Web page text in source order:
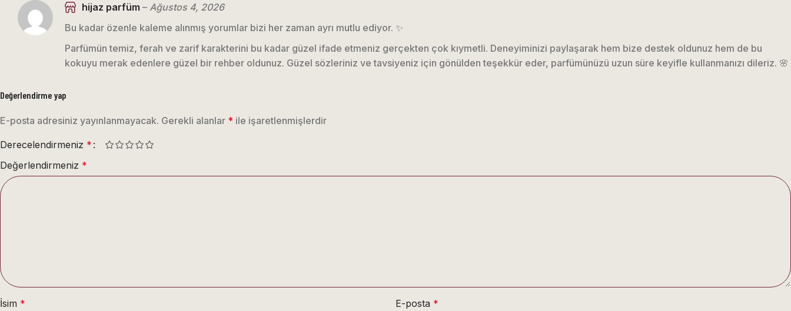
hijaz parfüm – Ağustos 4, 2026
Bu kadar özenle kaleme alınmış yorumlar bizi her zaman ayrı mutlu ediyor. ✨
Parfümün temiz, ferah ve zarif karakterini bu kadar güzel ifade etmeniz gerçekten çok kıymetli. Deneyiminizi paylaşarak hem bize destek oldunuz hem de bu
kokuyu merak edenlere güzel bir rehber oldunuz. Güzel sözleriniz ve tavsiyeniz için gönülden teşekkür eder, parfümünüzü uzun süre keyifle kullanmanızı dileriz. 🌸
Değerlendirme yap
E-posta adresiniz yayınlanmayacak. Gerekli alanlar * ile işaretlenmişlerdir
Derecelendirmeniz *
Değerlendirmeniz *
İsim * E-posta *